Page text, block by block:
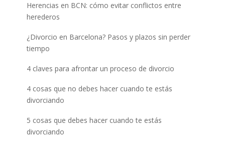
Herencias en BCN: cómo evitar conflictos entre
herederos
¿Divorcio en Barcelona? Pasos y plazos sin perder
tiempo
4 claves para afrontar un proceso de divorcio
4 cosas que no debes hacer cuando te estás
divorciando
5 cosas que debes hacer cuando te estás
divorciando